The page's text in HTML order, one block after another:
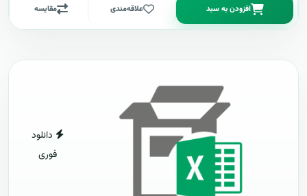
افزودن به سبد علاقه‌مندی مقایسه
دانلود
فوری